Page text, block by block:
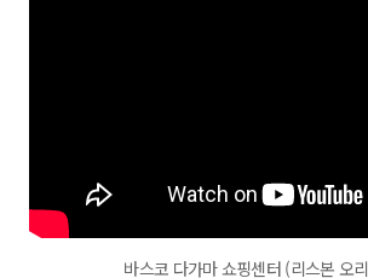
바스코 다가마 쇼핑센터 (리스본 오